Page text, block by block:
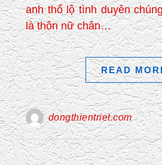
anh thổ lộ tình duyên
là thôn nữ chân…
READ
dongthientriet.com